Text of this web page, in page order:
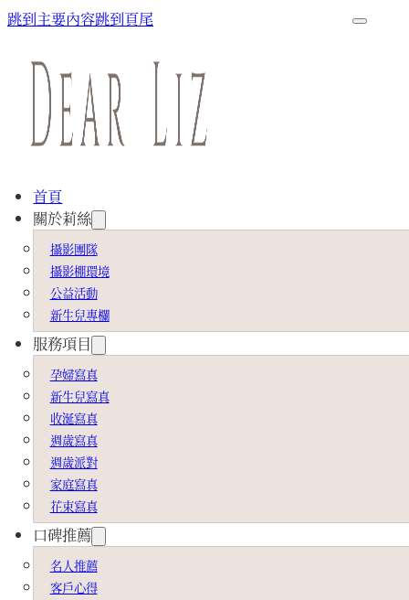
跳到主要內容跳到頁尾
首頁
關於莉絲
攝影團隊
攝影棚環境
公益活動
新生兒專欄
服務項目
孕婦寫真
新生兒寫真
收涎寫真
週歲寫真
週歲派對
家庭寫真
花束寫真
口碑推薦
名人推薦
客戶心得